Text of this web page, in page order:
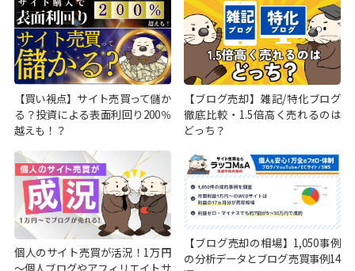
【買い視点】サイト売買って儲か
る？投資による表面利回り200％
越えも！？
【ブログ売却】雑記/特化ブログ
徹底比較・1.5倍高く売れるのは
どっち？
個人のサイト売買が活況！1万円
【ブログ売却の相場】1,050事例
の分析データとブログ売買事例14